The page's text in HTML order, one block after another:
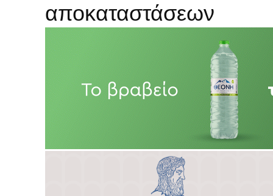
αποκαταστάσεων